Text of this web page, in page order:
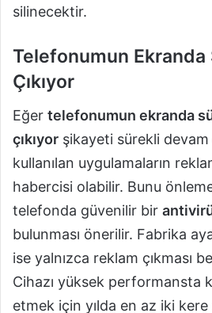
silinecektir.
Telefonumun Ekranda
Çıkıyor
Eğer telefonumun ekranda
çıkıyor şikayeti sürekli
kullanılan uygulamaların
habercisi olabilir. Bunu
telefonda güvenilir bir
bulunması önerilir. Fabrika
ise yalnızca reklam çıkması
Cihazı yüksek performansta
etmek için yılda en az iki